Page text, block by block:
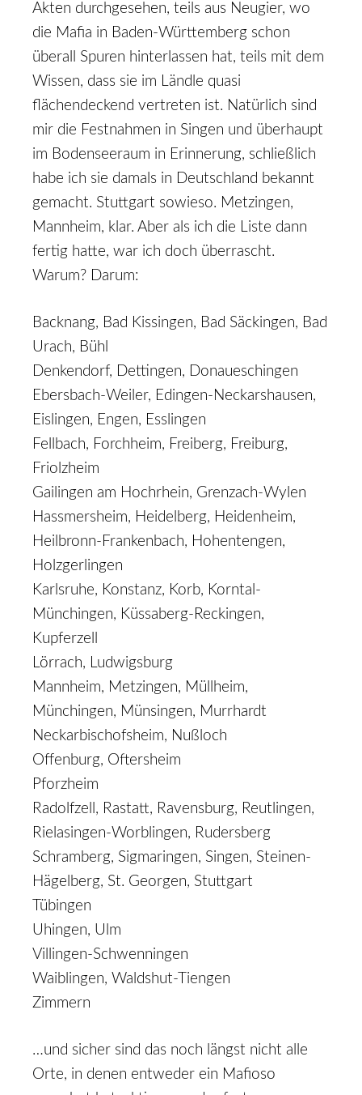
Akten durchgesehen, teils aus Neugier, wo
die Mafia in Baden-Württemberg schon
überall Spuren hinterlassen hat, teils mit dem
Wissen, dass sie im Ländle quasi
flächendeckend vertreten ist. Natürlich sind
mir die Festnahmen in Singen und überhaupt
im Bodenseeraum in Erinnerung, schließlich
habe ich sie damals in Deutschland bekannt
gemacht. Stuttgart sowieso. Metzingen,
Mannheim, klar. Aber als ich die Liste dann
fertig hatte, war ich doch überrascht.
Warum? Darum:
Backnang, Bad Kissingen, Bad Säckingen, Bad
Urach, Bühl
Denkendorf, Dettingen, Donaueschingen
Ebersbach-Weiler, Edingen-Neckarshausen,
Eislingen, Engen, Esslingen
Fellbach, Forchheim, Freiberg, Freiburg,
Friolzheim
Gailingen am Hochrhein, Grenzach-Wylen
Hassmersheim, Heidelberg, Heidenheim,
Heilbronn-Frankenbach, Hohentengen,
Holzgerlingen
Karlsruhe, Konstanz, Korb, Korntal-
Münchingen, Küssaberg-Reckingen,
Kupferzell
Lörrach, Ludwigsburg
Mannheim, Metzingen, Müllheim,
Münchingen, Münsingen, Murrhardt
Neckarbischofsheim, Nußloch
Offenburg, Oftersheim
Pforzheim
Radolfzell, Rastatt, Ravensburg, Reutlingen,
Rielasingen-Worblingen, Rudersberg
Schramberg, Sigmaringen, Singen, Steinen-
Hägelberg, St. Georgen, Stuttgart
Tübingen
Uhingen, Ulm
Villingen-Schwenningen
Waiblingen, Waldshut-Tiengen
Zimmern
…und sicher sind das noch längst nicht alle
Orte, in denen entweder ein Mafioso